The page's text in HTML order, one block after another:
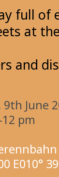
full of
at
and
June
pm
E010°